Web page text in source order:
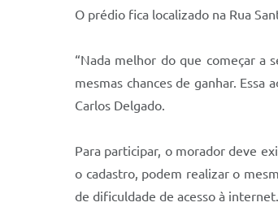
O prédio fica localizado na Rua
“Nada melhor do que começar a
mesmas chances de ganhar.
Carlos Delgado.
Para participar, o morador deve
o cadastro, podem realizar o
de dificuldade de acesso à internet.